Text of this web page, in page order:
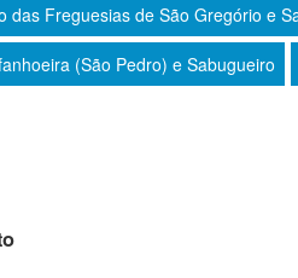
das Freguesias de São Gregório e
(São Pedro) e Sabugueiro